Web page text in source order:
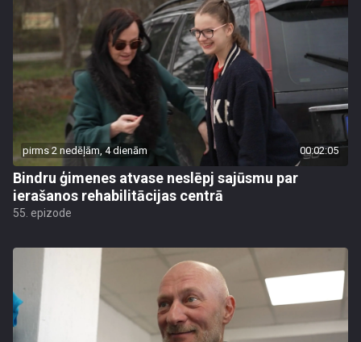
pirms 2 nedēļām, 4 dienām 00:02:05
Bindru ģimenes atvase neslēpj sajūsmu par
ierašanos rehabilitācijas centrā
55. epizode